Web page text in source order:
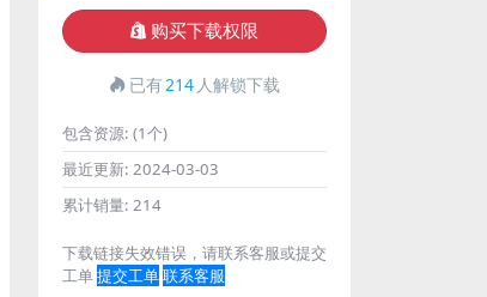
购买下载权限
已有214 人解锁下载
包含资源: (1个)
最近更新: 2024-03-03
累计销量: 214
下载链接失效错误，请联系客服或提交
工单提交工单联系客服